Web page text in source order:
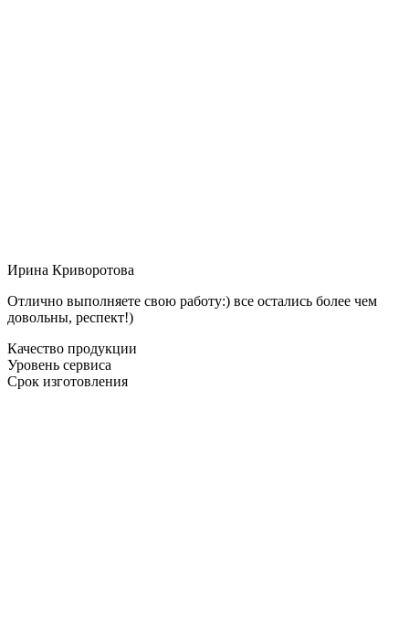
Ирина Криворотова
Отлично выполняете свою работу:) все остались более чем
довольны, респект!)
Качество продукции
Уровень сервиса
Срок изготовления